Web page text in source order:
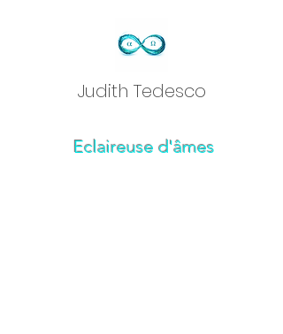
Judith Tedesco
Eclaireuse d'âmes